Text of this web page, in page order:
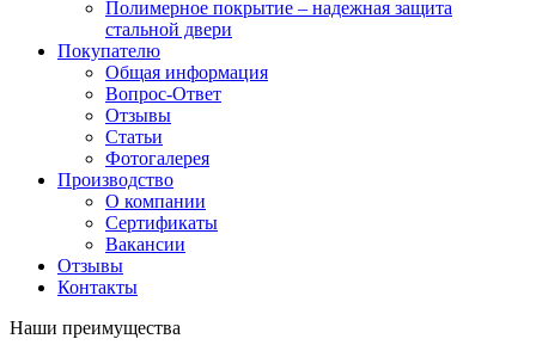
Полимерное покрытие – надежная защита
стальной двери
Покупателю
Общая информация
Вопрос-Ответ
Отзывы
Статьи
Фотогалерея
Производство
О компании
Сертификаты
Вакансии
Отзывы
Контакты
Наши преимущества